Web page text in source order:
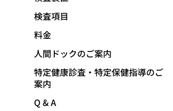
検査項目
料金
人間ドックのご案内
特定健康診査・特定保健指導のご
案内
Q & A